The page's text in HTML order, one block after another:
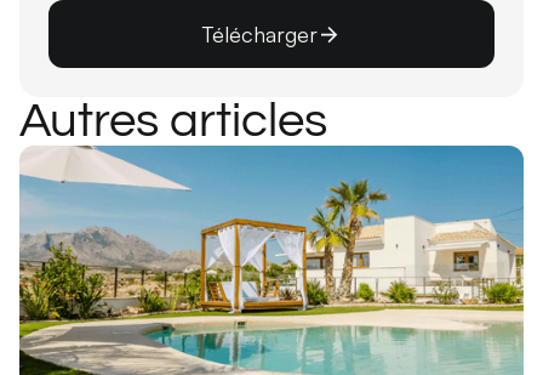
Télécharger
Autres articles